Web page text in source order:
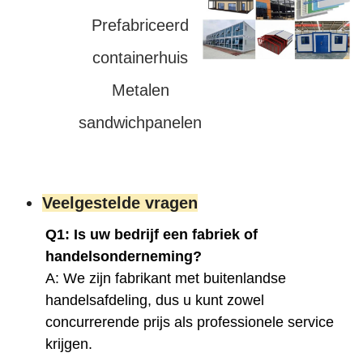
Prefabriceerd
containerhuis
Metalen
sandwichpanelen
Veelgestelde vragen
Q1: Is uw bedrijf een fabriek of
handelsonderneming?
A: We zijn fabrikant met buitenlandse
handelsafdeling, dus u kunt zowel
concurrerende prijs als professionele service
krijgen.